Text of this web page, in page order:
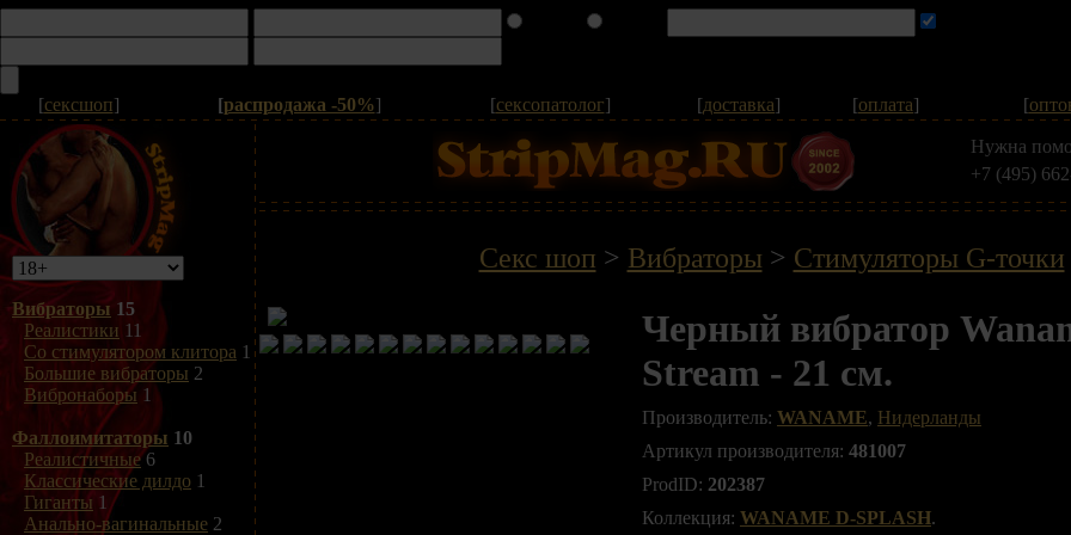
[сексшоп] [распродажа -50%] [сексопатолог] [доставка] [оплата] [
Вибраторы 15
Реалистики 11
Со стимулятором клитора 1
Большие вибраторы 2
Вибронаборы 1
Фаллоимитаторы 10
Реалистичные6
Классические дилдо 1
Гиганты 1
Анально-вагинальные 2
Нужна
+7 (495)
Секс шоп > Вибраторы > Стимуляторы G-точки
Черный вибратор
Stream - 21 см.
Производитель: WANAME, Нидерланды
Артикул производителя: 481007
ProdID: 202387
Коллекция: WANAME D-SPLASH.